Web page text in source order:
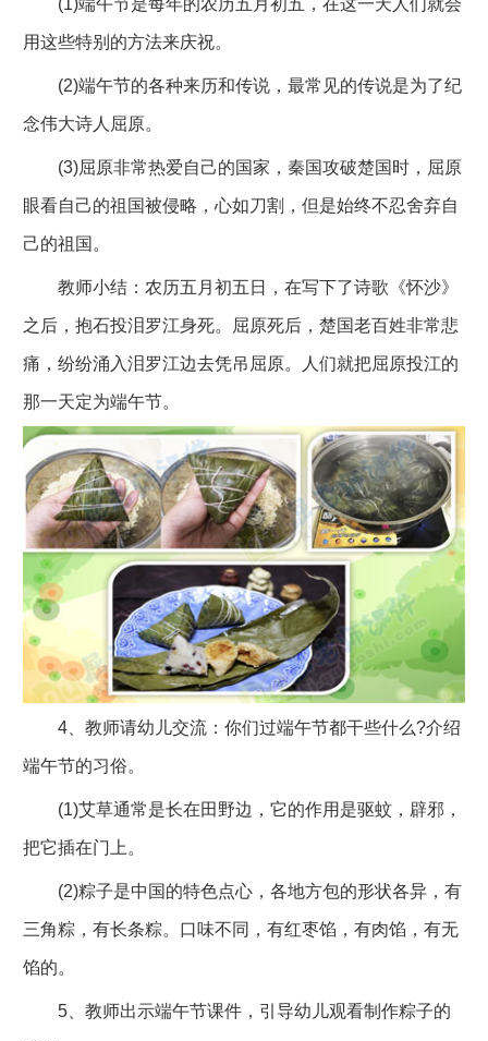
(1)端午节是每年的农历五月初五，在这一天人们就会
用这些特别的方法来庆祝。
(2)端午节的各种来历和传说，最常见的传说是为了纪
念伟大诗人屈原。
(3)屈原非常热爱自己的国家，秦国攻破楚国时，屈原
眼看自己的祖国被侵略，心如刀割，但是始终不忍舍弃自
己的祖国。
教师小结：农历五月初五日，在写下了诗歌《怀沙》
之后，抱石投泪罗江身死。屈原死后，楚国老百姓非常悲
痛，纷纷涌入泪罗江边去凭吊屈原。人们就把屈原投江的
那一天定为端午节。
4、教师请幼儿交流：你们过端午节都干些什么?介绍
端午节的习俗。
(1)艾草通常是长在田野边，它的作用是驱蚊，辟邪，
把它插在门上。
(2)粽子是中国的特色点心，各地方包的形状各异，有
三角粽，有长条粽。口味不同，有红枣馅，有肉馅，有无
馅的。
5、教师出示端午节课件，引导幼儿观看制作粽子的